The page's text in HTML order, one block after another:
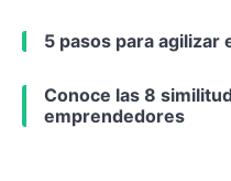
5 pasos para agilizar
Conoce las 8
emprendedores